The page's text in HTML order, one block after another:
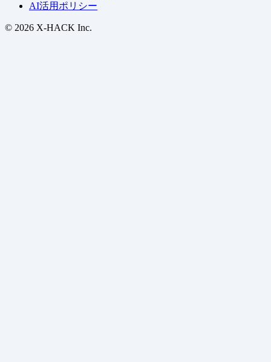
AI活用ポリシー
© 2026 X-HACK Inc.